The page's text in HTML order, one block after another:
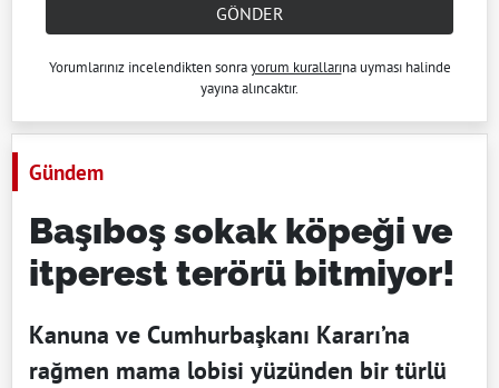
GÖNDER
Yorumlarınız incelendikten sonrayorum kurallarına uyması halinde
yayına alıncaktır.
Gündem
Başıboş sokak köpeği ve
itperest terörü bitmiyor!
Kanuna ve Cumhurbaşkanı Kararı’na
rağmen mama lobisi yüzünden bir türlü